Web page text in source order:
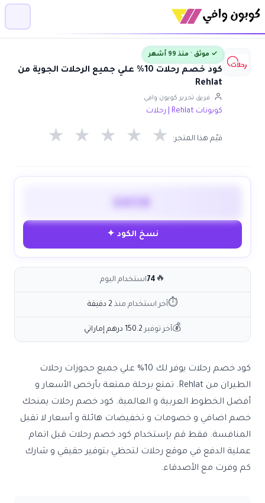
✓ موثق · منذ 99 أشهر
كود خصم رحلات 10% علي جميع الرحلات الجوية من
Rehlat
فريق تحرير كوبون وافي
كوبونات Rehlat | رحلات
قيّم هذا المتجر: ★ ★ ★ ★ ★
نسخ الكود ✦
🔥
74استخدام اليوم
⏱آخر استخدام منذ 2 دقيقة
💰آخر توفير 150.2 درهم إماراتي
كود خصم رحلات يوفر لك 10% علي جميع حجوزات رحلات
الطيران من Rehlat. تمتع برحلة ممتعة بأرخص الأسعار و
أفضل الخطوط العربية و العالمية. كود خصم رحلات يمنحك
خصم اضافي و خصومات و تخفيضات هائلة و أسعار لا تقبل
المنافسة. فقط قم بإستخدام كود خصم رحلات قبل اتمام
عملية الدفع في موقع رحلات لتحظي بتوفير حقيقي و شارك
كم وفرت مع الأصدقاء.